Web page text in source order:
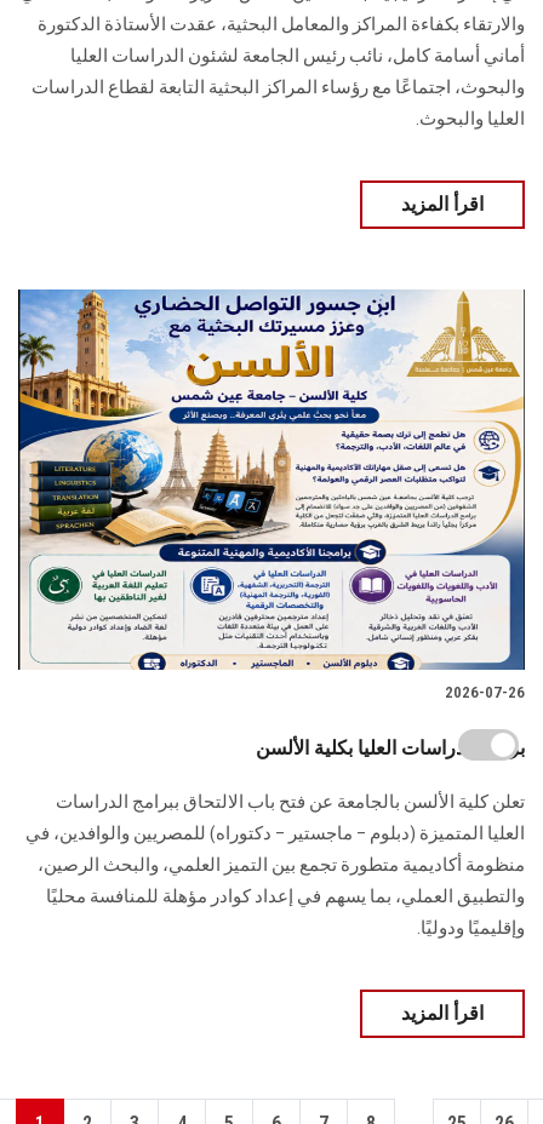
والارتقاء بكفاءة المراكز والمعامل البحثية، عقدت الأستاذة الدكتورة
أماني أسامة كامل، نائب رئيس الجامعة لشئون الدراسات العليا
والبحوث، اجتماعًا مع رؤساء المراكز البحثية التابعة لقطاع الدراسات
العليا والبحوث.
اقرأ المزيد
2026-07-26
برامج الدراسات العليا بكلية الألسن
تعلن كلية الألسن بالجامعة عن فتح باب الالتحاق ببرامج الدراسات
العليا المتميزة (دبلوم – ماجستير – دكتوراه) للمصريين والوافدين، في
منظومة أكاديمية متطورة تجمع بين التميز العلمي، والبحث الرصين،
والتطبيق العملي، بما يسهم في إعداد كوادر مؤهلة للمنافسة محليًا
وإقليميًا ودوليًا.
اقرأ المزيد